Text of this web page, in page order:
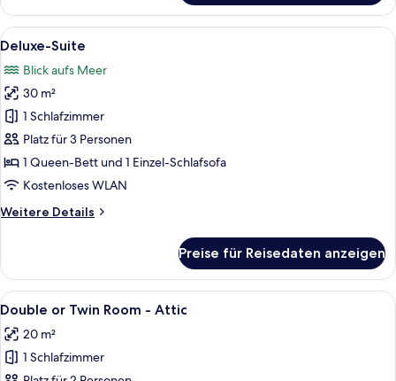
Meerblick
Alle
Fotos
für
Deluxe-
Suite
anzeigen
Ein ordentlich bezogenes Bett mit
7
Deluxe-Suite
Blick aufs Meer
30 m²
1 Schlafzimmer
Platz für 3 Personen
1 Queen-Bett und 1 Einzel-Schlafsofa
Kostenloses WLAN
Weitere Details
Weitere
Suite
Preise für Reisedaten anzeigen
Alle
Fotos
für
Double
Ein Schlafzimmer mit Bett,
7
Double or Twin Room - Attic
20 m²
1 Schlafzimmer